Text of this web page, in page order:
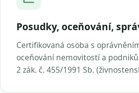
Posudky, oceňování,
Certifikovaná osoba s
oceňování nemovitostí a
2 zák. č. 455/1991 Sb.